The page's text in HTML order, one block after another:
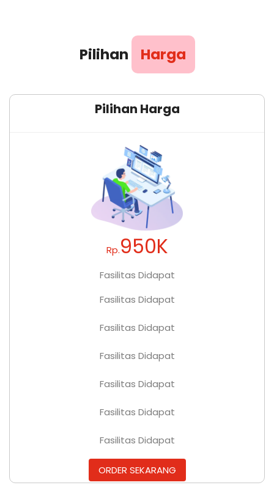
Pilihan Harga
Pilihan Harga
Rp.950K
Fasilitas Didapat
Fasilitas Didapat
Fasilitas Didapat
Fasilitas Didapat
Fasilitas Didapat
Fasilitas Didapat
Fasilitas Didapat
ORDER SEKARANG